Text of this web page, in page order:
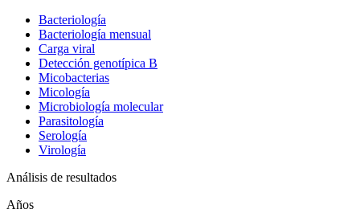
Bacteriología
Bacteriología mensual
Carga viral
Detección genotípica B
Micobacterias
Micología
Microbiología molecular
Parasitología
Serología
Virología
Análisis de resultados
Años